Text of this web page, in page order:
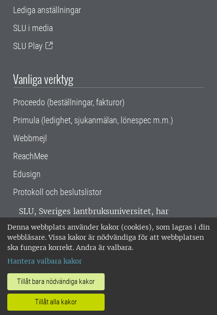
Denna webbplats använder kakor (cookies), som lagras i din
webbläsare. Vissa kakor är nödvändiga för att webbplatsen
ska fungera korrekt. Andra är valbara.
Hantera valbara kakor
Tillåt bara nödvändiga kakor
Tillåt alla kakor
Lediga anställningar
SLU i media
SLU Play
Vanliga verktyg
Proceedo (beställningar, fakturor)
Primula (ledighet, sjukanmälan, lönespec m.m.)
Webbmejl
ReachMee
Edusign
Protokoll och beslutslistor
SLU, Sveriges lantbruksuniversitet, har
verksamhet över hela Sverige. Huvudorter är
Alnarp, Uppsala och Umeå.SLU är
miljöcertifierat enligt ISO 14001. •
018-67 10 00 • Org nr: 202100-2817 •
Om SLU:s webbplatser
•Hantera kakor•Behandling av
personuppgifter